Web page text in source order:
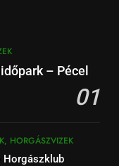
– Pécel
01
HORGÁSZVIZEK
Horgászklub